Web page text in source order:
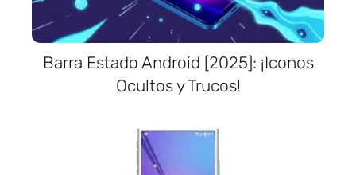
Barra Estado Android [2025]: ¡Iconos
Ocultos y Trucos!